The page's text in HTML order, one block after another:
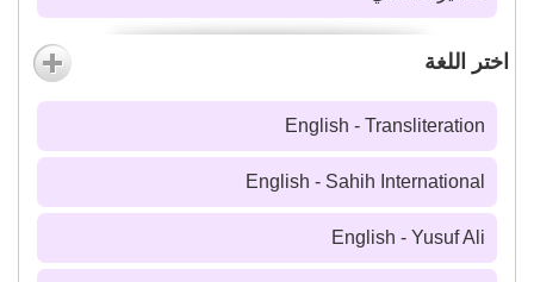
اختر اللغة
English - Transliteration
English - Sahih International
English - Yusuf Ali